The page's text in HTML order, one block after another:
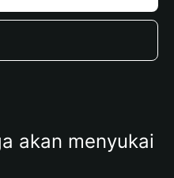
akan menyukai